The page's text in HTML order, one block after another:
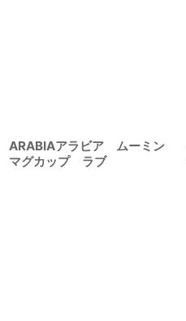
ARABIAアラビア ムーミン
マグカップ ラブ